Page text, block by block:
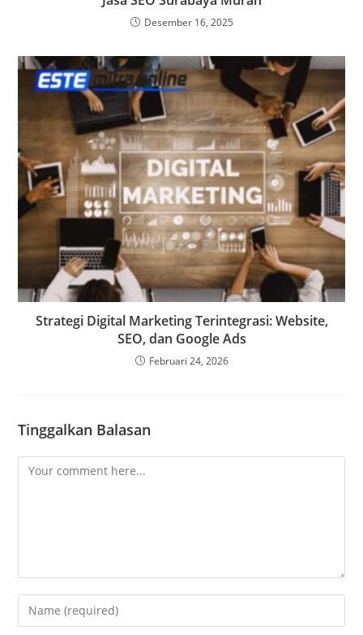
Desember 16, 2025
Strategi Digital Marketing Terintegrasi: Website,
SEO, dan Google Ads
Februari 24, 2026
Tinggalkan Balasan
Comment
Enter
your